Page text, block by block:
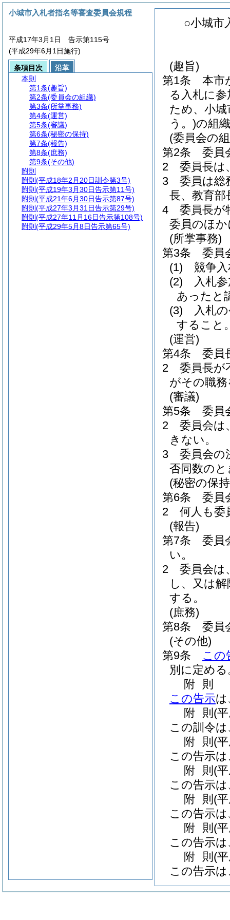
○小城市
(趣旨)
第1条
本市
る入札に
ため、小
う。)の組
(委員会の
第2条
委員
2
委員長は
3
委員は総
長、教育
4
委員長が
委員のほ
(所掌事務)
第3条
委員
(1)
競争
(2)
入札
あったと
(3)
入札
すること
(運営)
第4条
委員
2
委員長が
がその職
(審議)
第5条
委員
2
委員会は
きない。
3
委員会の
否同数の
(秘密の保
第6条
委員
2
何人も委
(報告)
第7条
委員
い。
2
委員会は
し、又は
する。
(庶務)
第8条
委員
(その他)
第9条
この
別に定める
附 則
この告示は
附 則 (
この訓令
附 則 (
この告示
附 則 (
この告示
附 則 (
この告示
附 則 (
この告示
附 則 (
この告示
小城市入札者指名等審査委員会規程
平成17年3月1日 告示第115号
(平成29年6月1日施行)
条項目次
沿革
本則
第1条(趣旨)
第2条(委員会の組織)
第3条(所掌事務)
第4条(運営)
第5条(審議)
第6条(秘密の保持)
第7条(報告)
第8条(庶務)
第9条(その他)
附則
附則 (平成18年2月20日訓令第3号)
附則 (平成19年3月30日告示第11号)
附則 (平成21年6月30日告示第87号)
附則 (平成27年3月31日告示第29号)
附則 (平成27年11月16日告示第108号)
附則 (平成29年5月8日告示第65号)